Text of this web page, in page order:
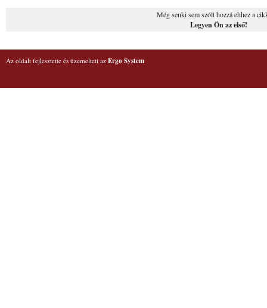
Még senki sem szólt hozzá ehhez a
Legyen Ön az első!
Az oldalt fejlesztette és üzemelteti az Ergo System